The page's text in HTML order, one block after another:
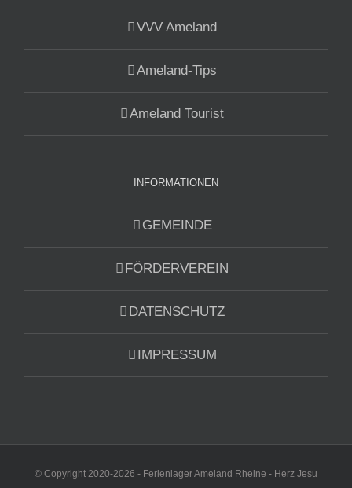
VVV Ameland
Ameland-Tips
Ameland Tourist
INFORMATIONEN
GEMEINDE
FÖRDERVEREIN
DATENSCHUTZ
IMPRESSUM
© Copyright 2020-2026 - Ferienlager Ameland Rheine - Herz Jesu